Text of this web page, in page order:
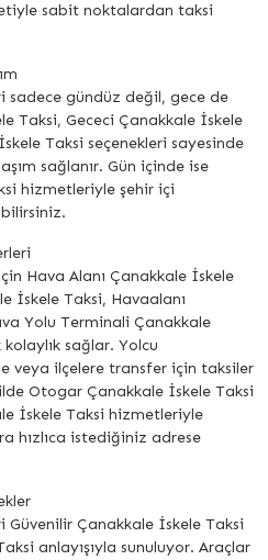
sabit noktalardan taksi
sadece gündüz değil, gece de
Taksi, Gececi Çanakkale İskele
Taksi seçenekleri sayesinde
sağlanır. Gün içinde ise
hizmetleriyle şehir içi
Hava Alanı Çanakkale İskele
İskele Taksi, Havaalanı
Yolu Terminali Çanakkale
sağlar. Yolcu
veya ilçelere transfer için taksiler
Otogar Çanakkale İskele Taksi
İskele Taksi hizmetleriyle
hızlıca istediğiniz adrese
Güvenilir Çanakkale İskele Taksi
anlayışıyla sunuluyor. Araçlar